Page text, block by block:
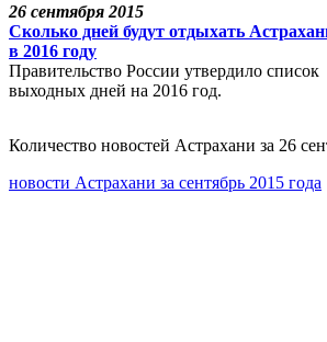
26 сентября 2015
Сколько дней будут отдыхать
в 2016 году
Правительство России утвердило список
выходных дней на 2016 год.
Количество новостей Астрахани за 26
новости Астрахани за сентябрь 2015 года